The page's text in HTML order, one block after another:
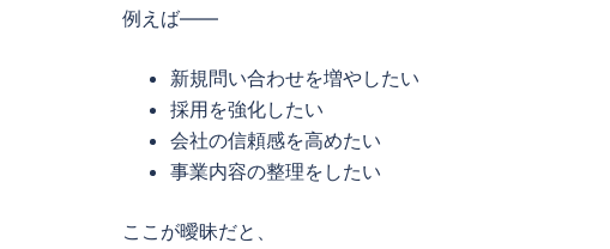
例えば――
新規問い合わせを増やしたい
採用を強化したい
会社の信頼感を高めたい
事業内容の整理をしたい
ここが曖昧だと、